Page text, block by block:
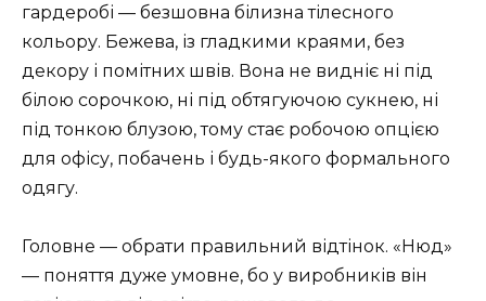
гардеробі — безшовна білизна тілесного
кольору. Бежева, із гладкими краями, без
декору і помітних швів. Вона не видніє ні під
білою сорочкою, ні під обтягуючою сукнею, ні
під тонкою блузою, тому стає робочою опцією
для офісу, побачень і будь-якого формального
одягу.
Головне — обрати правильний відтінок. «Нюд»
— поняття дуже умовне, бо у виробників він